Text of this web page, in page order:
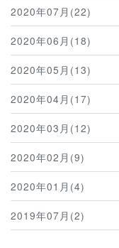
2020年07月(22)
2020年06月(18)
2020年05月(13)
2020年04月(17)
2020年03月(12)
2020年02月(9)
2020年01月(4)
2019年07月(2)